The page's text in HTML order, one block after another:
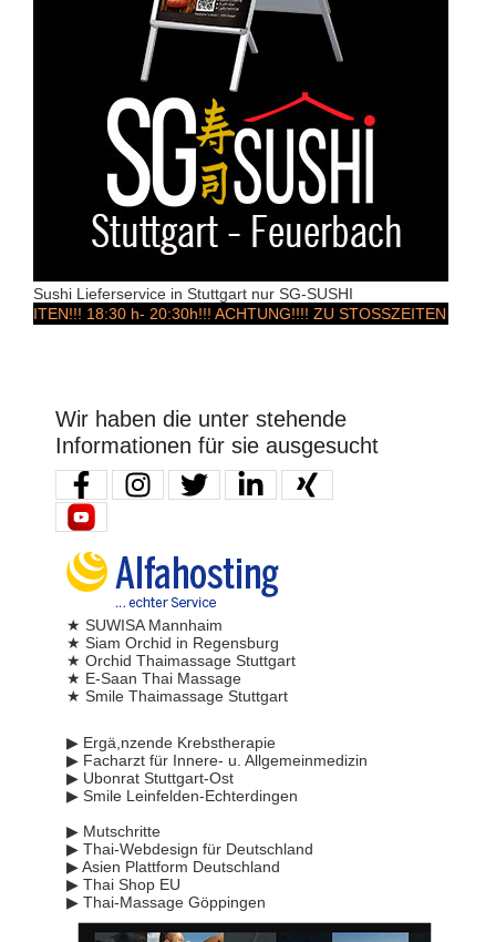
Sushi Lieferservice in Stuttgart nur SG-SUSHI
18:30 h- 20:30h!!! ACHTUNG!!!! ZU STOSSZEITEN &
Wir haben die unter stehende
Informationen für sie ausgesucht
★ SUWISA Mannhaim
★ Siam Orchid in Regensburg
★ Orchid Thaimassage Stuttgart
★ E-Saan Thai Massage
★ Smile Thaimassage Stuttgart
▶ Ergä,nzende Krebstherapie
▶ Facharzt für Innere- u. Allgemeinmedizin
▶ Ubonrat Stuttgart-Ost
▶ Smile Leinfelden-Echterdingen
▶ Mutschritte
▶ Thai-Webdesign für Deutschland
▶ Asien Plattform Deutschland
▶ Thai Shop EU
▶ Thai-Massage Göppingen